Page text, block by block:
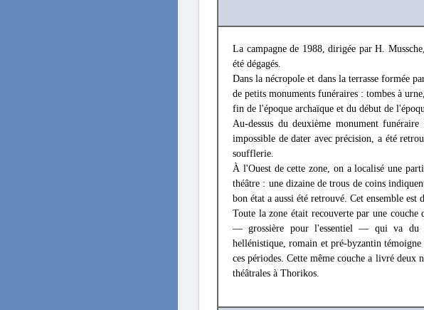
La campagne de 1988, dirigée par H.
été dégagés.
Dans la nécropole et dans la terrasse formée
de petits monuments funéraires : tombes à
fin de l'époque archaïque et du début de
Au-dessus du deuxième monument
impossible de dater avec précision, a été
soufflerie.
À l'Ouest de cette zone, on a localisé une
théâtre : une dizaine de trous de coins
bon état a aussi été retrouvé. Cet ensemble
Toute la zone était recouverte par une couche
— grossière pour l'essentiel — qui va du
hellénistique, romain et pré-byzantin
ces périodes. Cette même couche a livré
théâtrales à Thorikos.